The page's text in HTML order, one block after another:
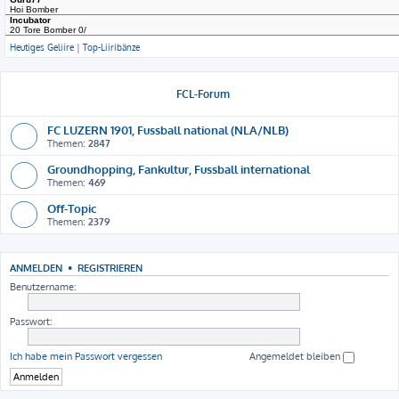
Heutiges Geliire | Top-Liiribänze
FCL-Forum
FC LUZERN 1901, Fussball national (NLA/NLB)
Themen: 2847
Groundhopping, Fankultur, Fussball international
Themen: 469
Off-Topic
Themen: 2379
ANMELDEN • REGISTRIEREN
Benutzername:
Passwort:
Ich habe mein Passwort vergessen Angemeldet bleiben